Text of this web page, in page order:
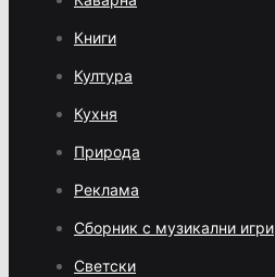
Книги
Култура
Кухня
Природа
Реклама
Сборник с музикални игри
Светски